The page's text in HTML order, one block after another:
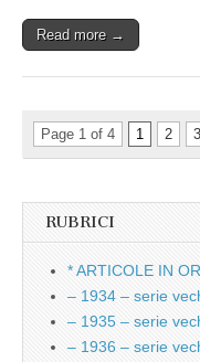
Read more →
Page 1 of 4 1 2 3
RUBRICI
* ARTICOLE IN
– 1934 – serie
– 1935 – serie
– 1936 – serie